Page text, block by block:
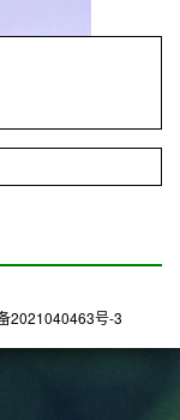
2021040463号-3